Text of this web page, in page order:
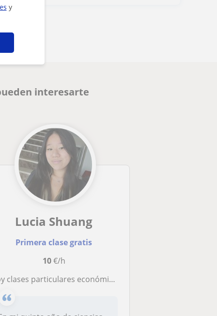
y
interesarte
Lucia Shuang
Primera clase gratis
10€/h
clases particulares económicas de Inglés y también de filosofía